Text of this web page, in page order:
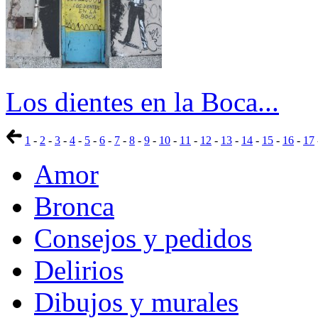
Los dientes en la Boca...
1 - 2 - 3 - 4 - 5 - 6 - 7 - 8 - 9 - 10 - 11 - 12 - 13 - 14 - 15 - 16 - 17
Amor
Bronca
Consejos y pedidos
Delirios
Dibujos y murales